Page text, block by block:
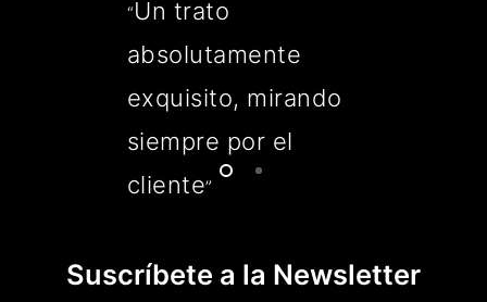
“Un trato
absolutamente
exquisito, mirando
siempre por el
cliente”
Suscríbete a la Newsletter